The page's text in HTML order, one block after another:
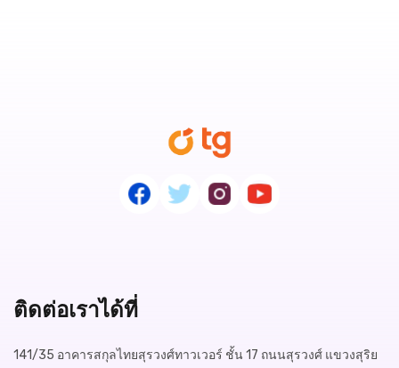
ติดต่อเราได้ที่
141/35 อาคารสกุลไทยสุรวงศ์ทาวเวอร์ ชั้น 17 ถนนสุรวงศ์ แขวงสุริย